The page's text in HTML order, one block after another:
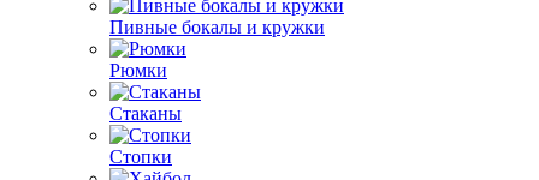
Пивные бокалы и кружки
Рюмки
Стаканы
Стопки